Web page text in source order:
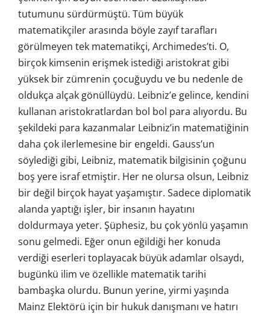
tutumunu sürdürmüştü. Tüm büyük
matematikçiler arasında böyle zayıf tarafları
görülmeyen tek matematikçi, Archimedes’ti. O,
birçok kimsenin erişmek istediği aristokrat gibi
yüksek bir zümrenin çocuğuydu ve bu nedenle de
oldukça alçak gönüllüydü. Leibniz’e gelince, kendini
kullanan aristokratlardan bol bol para alıyordu. Bu
şekildeki para kazanmalar Leibniz’in matematiğinin
daha çok ilerlemesine bir engeldi. Gauss’un
söylediği gibi, Leibniz, matematik bilgisinin çoğunu
boş yere israf etmiştir. Her ne olursa olsun, Leibniz
bir değil birçok hayat yaşamıştır. Sadece diplomatik
alanda yaptığı işler, bir insanın hayatını
doldurmaya yeter. Şüphesiz, bu çok yönlü yaşamın
sonu gelmedi. Eğer onun eğildiği her konuda
verdiği eserleri toplayacak büyük adamlar olsaydı,
bugünkü ilim ve özellikle matematik tarihi
bambaşka olurdu. Bunun yerine, yirmi yaşında
Mainz Elektörü için bir hukuk danışmanı ve hatırı